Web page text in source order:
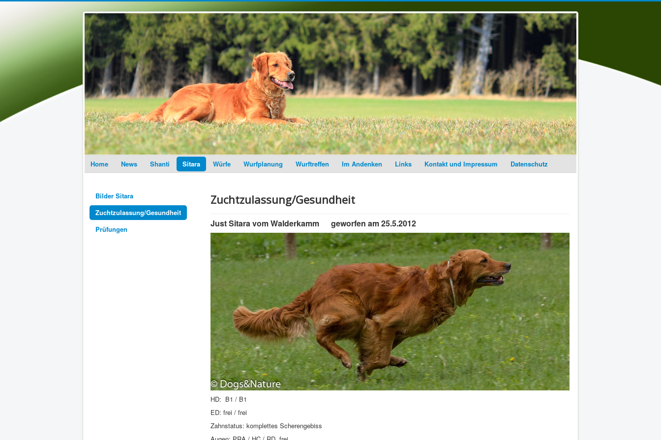
Home News Shanti Sitara Würfe Wurfplanung Wurftreffen Im Andenken Links Kontakt und Impressum Datenschutz
Bilder Sitara
Zuchtzulassung/Gesundheit
Prüfungen
Zuchtzulassung/Gesundheit
Just Sitara vom Walderkamm geworfen am 25.5.2012
HD: B1 / B1
ED: frei / frei
Zahnstatus: komplettes Scherengebiss